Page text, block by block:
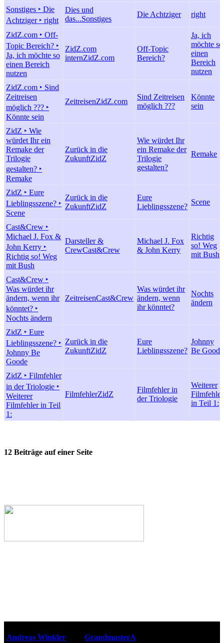
Sonstiges ‣ Die
Achtziger ‣ right
Dies und
das...Sonstiges
Die Achtziger right
ZidZ.com ‣ Off-
Topic Bereich? ‣
Ja, ich möchte so
einen Bereich
nutzen
ZidZ.com
internZidZ.com
Off-Topic
Bereich?
Ja, ich
möchte so
einen
Bereich
nutzen
ZidZ.com ‣ Sind
Zeitreisen
möglich ??? ‣
Könnte sein
ZeitreisenZidZ.com
Sind Zeitreisen
möglich ???
Könnte
sein
ZidZ ‣ Wie
würdet Ihr ein
Remake der
Trilogie
gestalten? ‣
Remake
Zurück in die
ZukunftZidZ
Wie würdet Ihr
ein Remake der
Trilogie
gestalten?
Remake
ZidZ ‣ Eure
Lieblingsszene? ‣
Scene
Zurück in die
ZukunftZidZ
Eure
Lieblingsszene?
Scene
Cast&Crew ‣
Michael J. Fox &
John Kerry ‣
Richtig so! Weg
mit Bush
Darsteller &
CrewCast&Crew
Michael J. Fox
& John Kerry
Richtig
so! Weg
mit Bush
Cast&Crew ‣
Was würdet ihr
ändern, wenn ihr
könntet? ‣
Nochts ändern
ZeitreisenCast&Crew
Was würdet ihr
ändern, wenn
ihr könntet?
Nochts
ändern
ZidZ ‣ Eure
Lieblingsszene? ‣
Johnny Be
Goode
Zurück in die
ZukunftZidZ
Eure
Lieblingsszene?
Johnny
Be Goode
ZidZ ‣ Filmfehler
in der Triologie ‣
Weiterer
Filmfehler in Teil
1:
FilmfehlerZidZ
Filmfehler in
der Triologie
Weiterer
Filmfehler
in Teil 1:
12 Beiträge auf einer Seite
Andreas Winkler
GrandmasterA